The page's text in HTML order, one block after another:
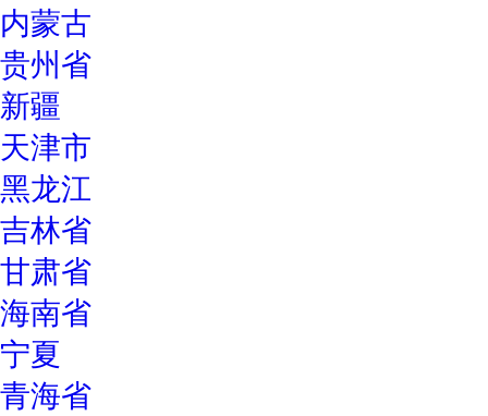
内蒙古
贵州省
新疆
天津市
黑龙江
吉林省
甘肃省
海南省
宁夏
青海省